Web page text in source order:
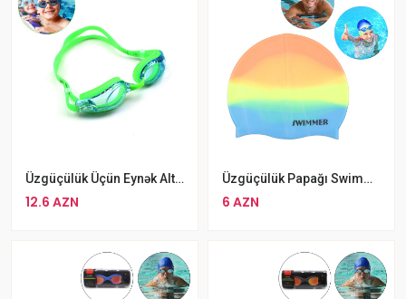
Üzgüçülük Üçün Eynək Altis ADG-05 Anti Fog UV 03 Yaşıl
12.6 AZN
Üzgüçülük Papağı Swimmer Rengbereng
6 AZN